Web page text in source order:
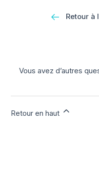
Retour
Vous avez d’autres
Retour en haut